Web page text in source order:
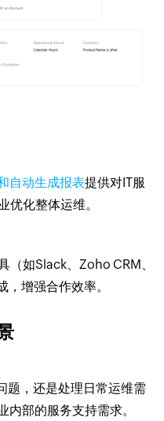
自动生成报表提供对IT服
优化整体运维。
（如Slack、Zoho CRM、
增强合作效率。
题，还是处理日常运维需
部的服务支持需求。